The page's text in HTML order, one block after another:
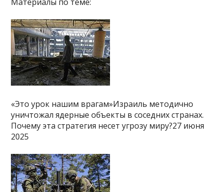
«Это урок нашим врагам»Израиль методично
уничтожал ядерные объекты в соседних странах.
Почему эта стратегия несет угрозу миру?27 июня
2025